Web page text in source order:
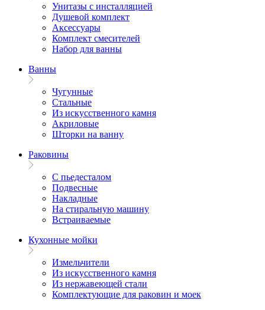
Унитазы с инсталляцией
Душевой комплект
Аксессуары
Комплект смесителей
Набор для ванны
Ванны
Чугунные
Стальные
Из искусственного камня
Акриловые
Шторки на ванну
Раковины
С пьедесталом
Подвесные
Накладные
На стиральную машину
Встраиваемые
Кухонные мойки
Измельчители
Из искусственного камня
Из нержавеющей стали
Комплектующие для раковин и моек